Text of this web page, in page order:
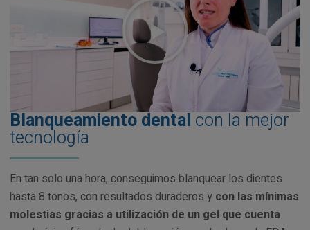
Blanqueamiento dentalcon la mejor
tecnología
En tan solo una hora, conseguimos blanquear los dientes
hasta 8 tonos, con resultados duraderos y con las mínimas
molestias gracias a utilización de un gel que cuenta